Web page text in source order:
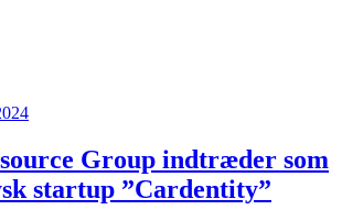
Group indtræder som
startup ”Cardentity”